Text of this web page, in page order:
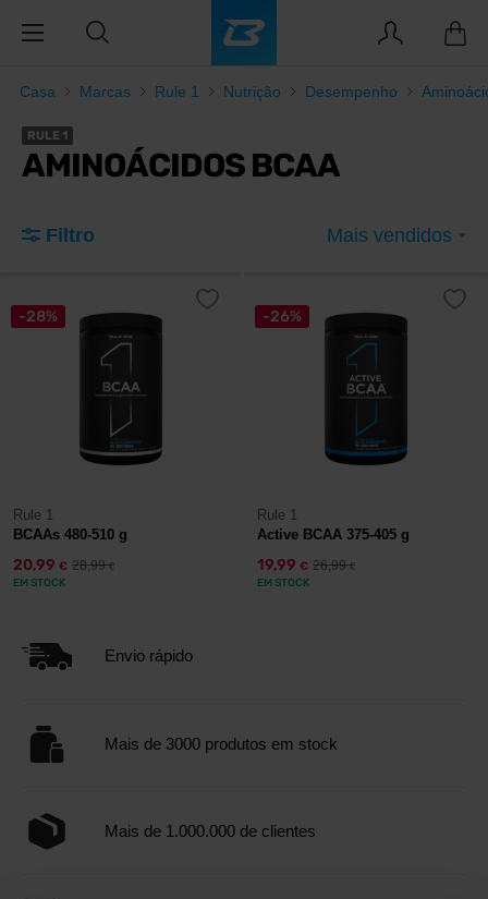
Casa Marcas Rule 1 Nutrição Desempenho
RULE 1
AMINOÁCIDOS BCAA
Filtro Mais vendidos
-28%
Rule 1
BCAAs 480-510 g
20,99 € 28,99€
EM STOCK
-26%
Rule 1
Active BCAA 375-405 g
19,99 € 26,99€
EM STOCK
Envio rápido
Mais de 3000 produtos em stock
Mais de 1.000.000 de clientes